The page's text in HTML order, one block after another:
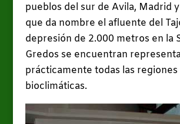
pueblos del sur de Avila, Madrid
que da nombre el afluente del
depresión de 2.000 metros en la
Gredos se encuentran
prácticamente todas las regiones
bioclimáticas.